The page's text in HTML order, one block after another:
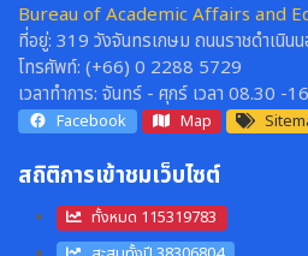
Bureau of Academic Affairs and
ที่อยู่: 319 วังจันทรเกษม ถนนราชดำเนิ
โทรศัพท์: (+66) 0 2288 5729
เวลาทำการ: จันทร์ - ศุกร์ เวลา 08.30 -
Facebook Map
สถิติการเข้าชมเว็บไซต์
ทั้งหมด 115319783